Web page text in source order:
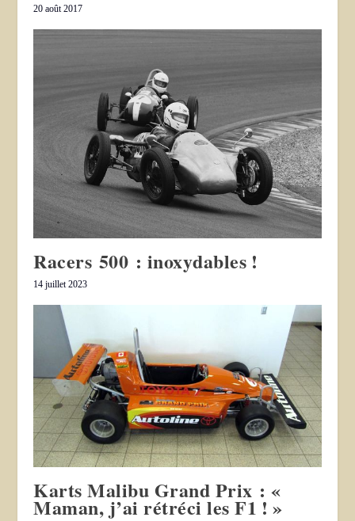
20 août 2017
Racers 500 : inoxydables !
14 juillet 2023
Karts Malibu Grand Prix : «
Maman, j’ai rétréci les F1 ! »